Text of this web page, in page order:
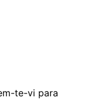
te-vi para